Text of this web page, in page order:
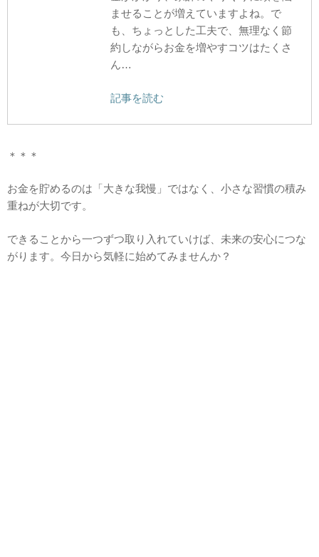
ませることが増えていますよね。で
も、ちょっとした工夫で、無理なく節
約しながらお金を増やすコツはたくさ
ん…
記事を読む
＊＊＊
お金を貯めるのは「大きな我慢」ではなく、小さな習慣の積み
重ねが大切です。
できることから一つずつ取り入れていけば、未来の安心につな
がります。今日から気軽に始めてみませんか？